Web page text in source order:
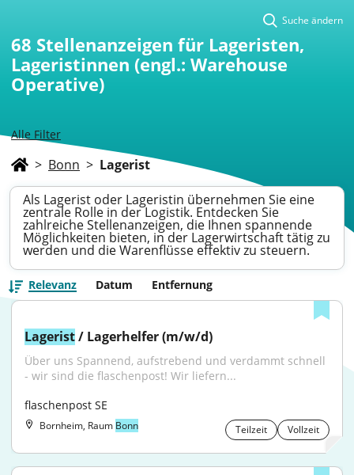
Alle Filter
Suche ändern
68 Stellenanzeigen für Lageristen,
Lageristinnen (engl.: Warehouse
Operative)
> Bonn > Lagerist
Als Lagerist oder Lageristin übernehmen Sie eine
zentrale Rolle in der Logistik. Entdecken Sie
zahlreiche Stellenanzeigen, die Ihnen spannende
Möglichkeiten bieten, in der Lagerwirtschaft tätig zu
werden und die Warenflüsse effektiv zu steuern.
Relevanz Datum Entfernung
Lagerist / Lagerhelfer (m/w/d)
Über uns Spannend, aufstrebend und verdammt schnell
- wir sind die flaschenpost! Wir liefern...
flaschenpost SE
Bornheim, Raum Bonn Teilzeit Vollzeit